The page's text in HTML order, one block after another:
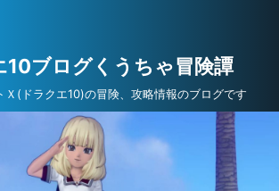
10ブログくうちゃ冒険譚
Ｘ(ドラクエ10)の冒険、攻略情報のブログです